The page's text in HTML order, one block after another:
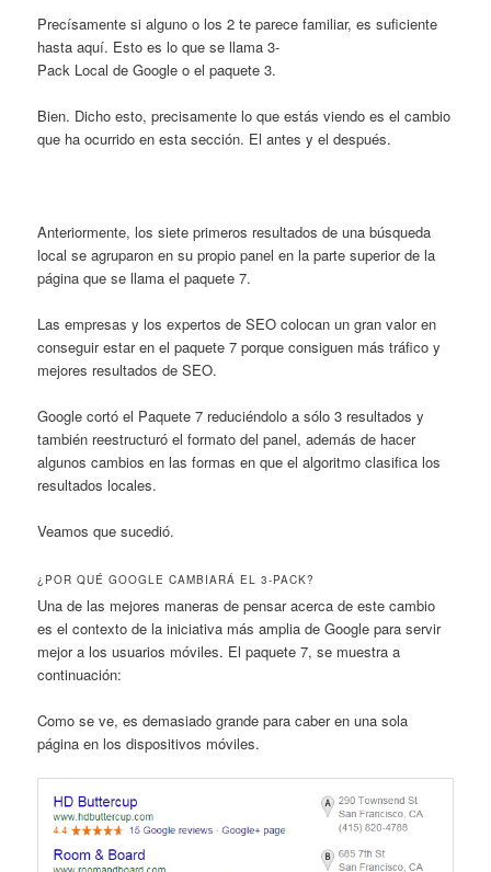
Precísamente si alguno o los 2 te parece familiar, es suficiente
hasta aquí. Esto es lo que se llama 3-
Pack Local de Google o el paquete 3.
Bien. Dicho esto, precisamente lo que estás viendo es el cambio
que ha ocurrido en esta sección. El antes y el después.
Anteriormente, los siete primeros resultados de una búsqueda
local se agruparon en su propio panel en la parte superior de la
página que se llama el paquete 7.
Las empresas y los expertos de SEO colocan un gran valor en
conseguir estar en el paquete 7 porque consiguen más tráfico y
mejores resultados de SEO.
Google cortó el Paquete 7 reduciéndolo a sólo 3 resultados y
también reestructuró el formato del panel, además de hacer
algunos cambios en las formas en que el algoritmo clasifica los
resultados locales.
Veamos que sucedió.
¿POR QUÉ GOOGLE CAMBIARÁ EL 3-PACK?
Una de las mejores maneras de pensar acerca de este cambio
es el contexto de la iniciativa más amplia de Google para servir
mejor a los usuarios móviles. El paquete 7, se muestra a
continuación:
Como se ve, es demasiado grande para caber en una sola
página en los dispositivos móviles.